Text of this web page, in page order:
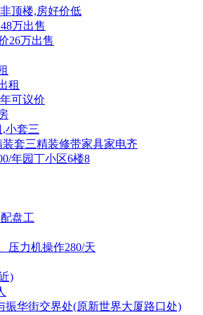
顶楼,房好价低
万出售
26万出售
租
可议价
,小套三
装套三精装修带家具家电齐
年园丁小区6楼8
盘工
压力机操作280/天
)
振华街交界处(原新世界大厦路口处)